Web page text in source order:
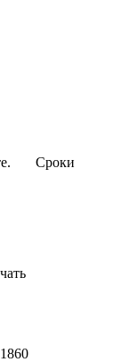
Сроки